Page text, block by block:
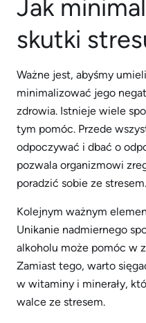
Jak
skutki
Ważne jest, abyśmy
minimalizować jego
zdrowia. Istnieje wiele
tym pomóc. Przede
odpoczywać i dbać o
pozwala organizmowi
poradzić sobie ze stresem.
Kolejnym ważnym
Unikanie nadmiernego
alkoholu może pomóc w
Zamiast tego, warto
w witaminy i minerały,
walce ze stresem.